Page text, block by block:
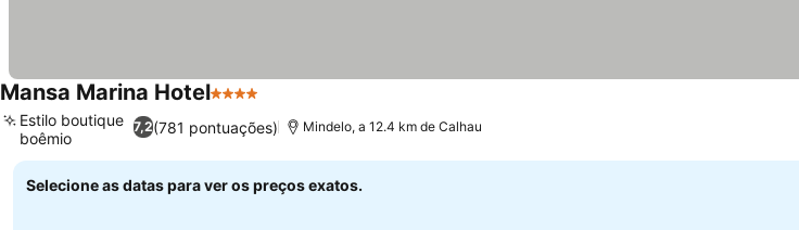
Mansa Marina Hotel4 Estrelas
7,2(781 pontuações)
Estilo boutique
boêmio
Mindelo, a 12.4 km de Calhau
Selecione as datas para ver os preços exatos.